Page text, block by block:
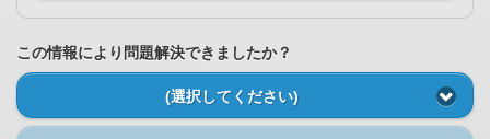
この情報により問題解決できましたか？
(選択してください)